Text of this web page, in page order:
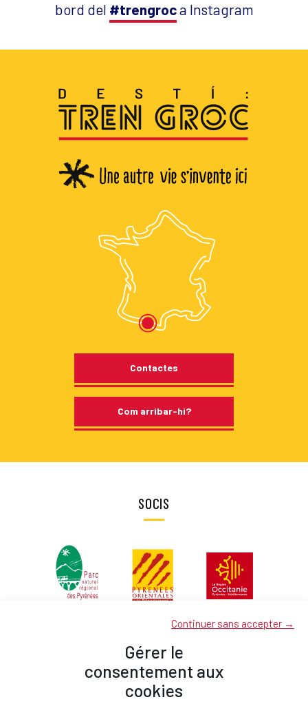
Gérer le
consentement aux
cookies
Continuer sans accepter →
bord del #trengroca Instagram
Contactes
Com arribar-hi?
SOCIS